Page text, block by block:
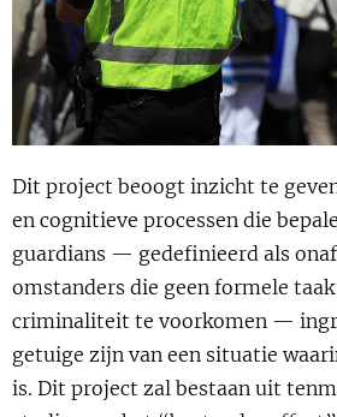
BLOG
Podcast
Dit project beoogt inzicht te
en cognitieve processen die
guardians — gedefinieerd als
omstanders die geen formele
criminaliteit te voorkomen —
getuige zijn van een situatie
is. Dit project zal bestaan uit